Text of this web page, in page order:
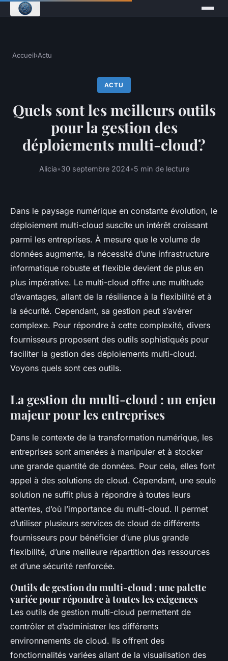
Accueil›Actu
ACTU
Quels sont les meilleurs outils
pour la gestion des
déploiements multi-cloud?
Alicia•30 septembre 2024•5 min de lecture
Dans le paysage numérique en constante évolution, le
déploiement multi-cloud suscite un intérêt croissant
parmi les entreprises. À mesure que le volume de
données augmente, la nécessité d’une infrastructure
informatique robuste et flexible devient de plus en
plus impérative. Le multi-cloud offre une multitude
d’avantages, allant de la résilience à la flexibilité et à
la sécurité. Cependant, sa gestion peut s’avérer
complexe. Pour répondre à cette complexité, divers
fournisseurs proposent des outils sophistiqués pour
faciliter la gestion des déploiements multi-cloud.
Voyons quels sont ces outils.
La gestion du multi-cloud : un enjeu
majeur pour les entreprises
Dans le contexte de la transformation numérique, les
entreprises sont amenées à manipuler et à stocker
une grande quantité de données. Pour cela, elles font
appel à des solutions de cloud. Cependant, une seule
solution ne suffit plus à répondre à toutes leurs
attentes, d’où l’importance du multi-cloud. Il permet
d’utiliser plusieurs services de cloud de différents
fournisseurs pour bénéficier d’une plus grande
flexibilité, d’une meilleure répartition des ressources
et d’une sécurité renforcée.
Outils de gestion du multi-cloud : une palette
variée pour répondre à toutes les exigences
Les outils de gestion multi-cloud permettent de
contrôler et d’administrer les différents
environnements de cloud. Ils offrent des
fonctionnalités variées allant de la visualisation des